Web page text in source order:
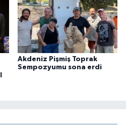
Akdeniz Pişmiş Toprak
Sempozyumu sona erdi